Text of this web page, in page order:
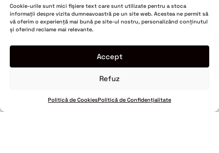
Cookie-urile sunt mici fișiere text care sunt utilizate pentru a stoca
informații despre vizita dumneavoastră pe un site web. Acestea ne permit să
vă oferim o experiență mai bună pe site-ul nostru, personalizând conținutul
și oferind reclame mai relevante.
Accept
Refuz
Politică de CookiesPolitică de Confidențialitate
Politică de Confidențialitate
Politică de Cookies
instagram
youtube